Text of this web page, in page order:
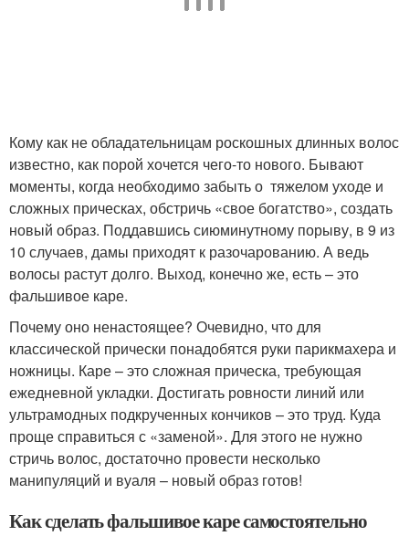
Кому как не обладательницам роскошных длинных волос
известно, как порой хочется чего-то нового. Бывают
моменты, когда необходимо забыть о тяжелом уходе и
сложных прическах, обстричь «свое богатство», создать
новый образ. Поддавшись сиюминутному порыву, в 9 из
10 случаев, дамы приходят к разочарованию. А ведь
волосы растут долго. Выход, конечно же, есть – это
фальшивое каре.
Почему оно ненастоящее? Очевидно, что для
классической прически понадобятся руки парикмахера и
ножницы. Каре – это сложная прическа, требующая
ежедневной укладки. Достигать ровности линий или
ультрамодных подкрученных кончиков – это труд. Куда
проще справиться с «заменой». Для этого не нужно
стричь волос, достаточно провести несколько
манипуляций и вуаля – новый образ готов!
Как сделать фальшивое каре самостоятельно